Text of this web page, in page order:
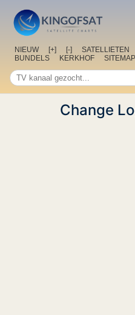
NIEUW [+] [-] SATELLIETEN
BUNDELS
KERKHOF SITEMAP
Change